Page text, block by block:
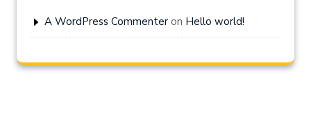
A WordPress Commenter on Hello world!